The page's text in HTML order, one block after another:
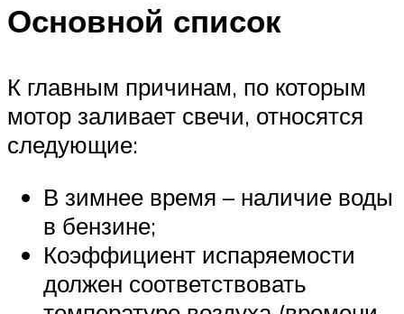
Основной список
К главным причинам, по которым
мотор заливает свечи, относятся
следующие:
В зимнее время – наличие воды
в бензине;
Коэффициент испаряемости
должен соответствовать